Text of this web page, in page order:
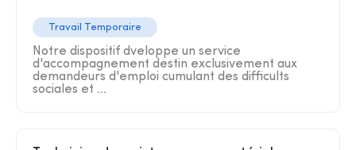
Travail Temporaire
Notre dispositif dveloppe un service
d'accompagnement destin exclusivement aux
demandeurs d'emploi cumulant des difficults
sociales et ...